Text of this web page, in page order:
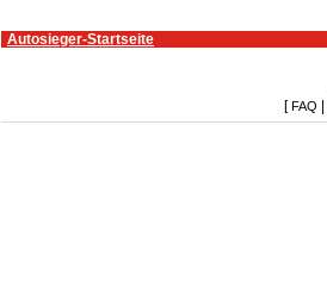
Autosieger-Startseite
[ FAQ